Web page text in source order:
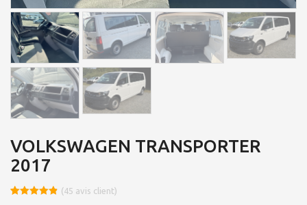
VOLKSWAGEN TRANSPORTER
2017
(45 avis client)